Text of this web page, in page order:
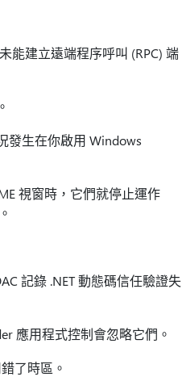
能建立遠端程序呼叫 (RPC) 端
發生在你啟用 Windows
視窗時，它們就停止運作
記錄 .NET 動態碼信任驗證失
應用程式控制會忽略它們。
了時區。